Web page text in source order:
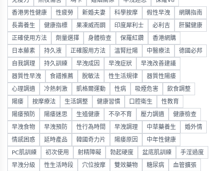
香港男性健康 性疲勞 新婚夫妻 科學按摩 假性早洩 網購指南
長壽養生 健康指標 果凍威而鋼 印度犀利士 必利吉 肝臟健康
正確使用方法 劑量選擇 身體檢查 保羅紅鑽 香港網購
日本藤素 持久液 正確服用方法 溫腎壯陽 中醫療法 德國必邦
自我調理 持久訓練 早洩成因 早洩症狀 早洩改善建議
器質性早洩 食譜推薦 脫敏法 性生活規律 器質性陽痿
心理調適 冷熱刺激 凱格爾運動 性病 吸煙危害 飲食調整
陽痿 按摩療法 生活調整 健康習慣 口腔衛生 性教育
陽痿預防 陽痿迷思 生殖健康 不孕不育 壓力調適 健康檢查
早洩食物 早洩預防 性行為時間 早洩調理 中草藥養生 婚外情
情感困惑 延時產品 韓國奇力片 陽痿原因 中年性健康
PC肌訓練 初次使用 射精障礙 勃起硬度 盆底肌訓練 手淫過度
早洩分級 性生活時段 穴位按摩 雙效藥物 糖尿病 血管擴張